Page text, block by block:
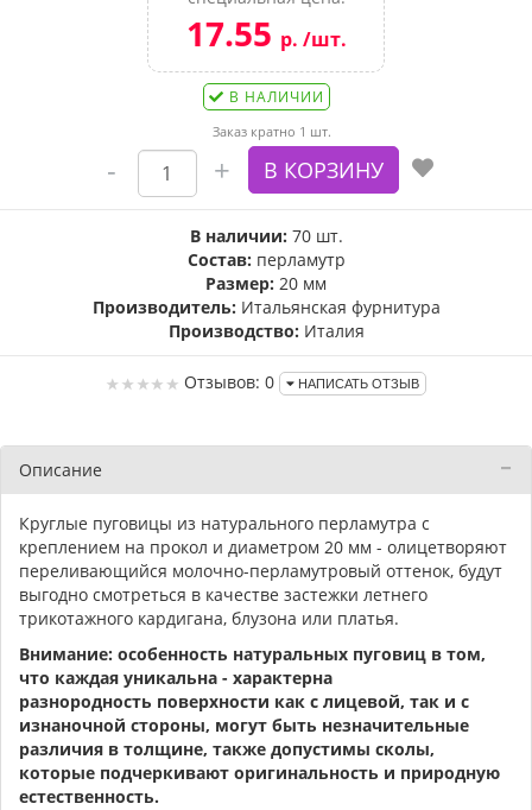
17.55 р. /шт.
В НАЛИЧИИ
Заказ кратно 1 шт.
В наличии: 70 шт.
Состав: перламутр
Размер: 20 мм
Производитель: Итальянская фурнитура
Производство: Италия
Отзывов: 0 НАПИСАТЬ ОТЗЫВ
Описание
Круглые пуговицы из натурального перламутра с
креплением на прокол и диаметром 20 мм - олицетворяют
переливающийся молочно-перламутровый оттенок, будут
выгодно смотреться в качестве застежки летнего
трикотажного кардигана, блузона или платья.
Внимание: особенность натуральных пуговиц в том,
что каждая уникальна - характерна
разнородность поверхности как с лицевой, так и с
изнаночной стороны, могут быть незначительные
различия в толщине, также допустимы сколы,
которые подчеркивают оригинальность и природную
естественность.